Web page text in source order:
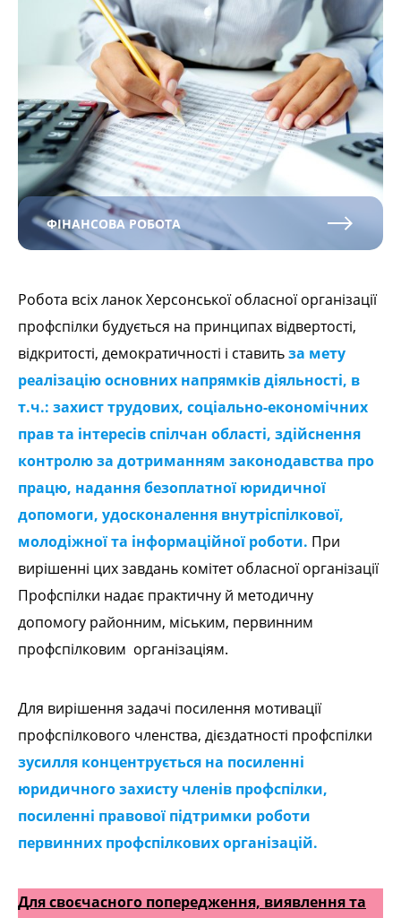
ФІНАНСОВА РОБОТА
Робота всіх ланок Херсонської обласної організації
профспілки будується на принципах відвертості,
відкритості, демократичності і ставитьза мету
реалізацію основних напрямків діяльності, в
т.ч.: захист трудових, соціально-економічних
прав та інтересів спілчан області, здійснення
контролю за дотриманням законодавства про
працю, надання безоплатної юридичної
допомоги, удосконалення внутріспілкової,
молодіжної та інформаційної роботи. При
вирішенні цих завдань комітет обласної організації
Профспілки надає практичну й методичну
допомогу районним, міським, первинним
профспілковим організаціям.
Для вирішення задачі посилення мотивації
профспілкового членства, дієздатності профспілки
зусилля концентрується на посиленні
юридичного захисту членів профспілки,
посиленні правової підтримки роботи
первинних профспілкових організацій.
Для своєчасного попередження, виявлення та